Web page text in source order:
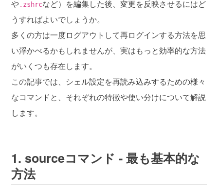
や.zshrcなど）を編集した後、変更を反映させるにはど
うすればよいでしょうか。
多くの方は一度ログアウトして再ログインする方法を思
い浮かべるかもしれませんが、実はもっと効率的な方法
がいくつも存在します。
この記事では、シェル設定を再読み込みするための様々
なコマンドと、それぞれの特徴や使い分けについて解説
します。
1. sourceコマンド - 最も基本的な
方法